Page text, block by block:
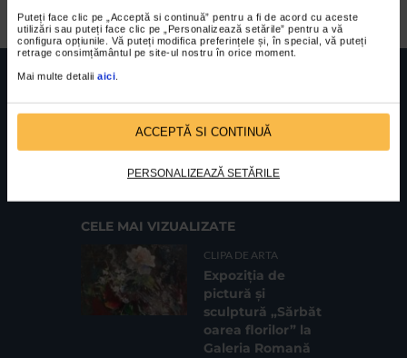
Puteți face clic pe „Acceptă si continuă” pentru a fi de acord cu aceste
utilizări sau puteți face clic pe „Personalizează setările” pentru a vă
configura opțiunile. Vă puteți modifica preferințele și, în special, vă puteți
retrage consimțământul pe site-ul nostru în orice moment.
Mai multe detalii aici
ACCEPTĂ SI CONTINUĂ
PERSONALIZEAZĂ SETĂRILE
Sc. 4, Ap. 197, Sector 2
CELE MAI VIZUALIZATE
CLIPA DE ARTA
Expoziția de
pictură și
sculptură „Sărbăt
oarea florilor” la
Galeria Romană